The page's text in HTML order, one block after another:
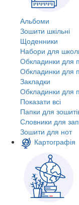
Альбоми
Зошити шкільні
Щоденники
Набори для
Обкладинки для
Обкладинки для
Закладки
Обкладинки для
Показати всі
Папки для
Словники для
Зошити для нот
Картографія